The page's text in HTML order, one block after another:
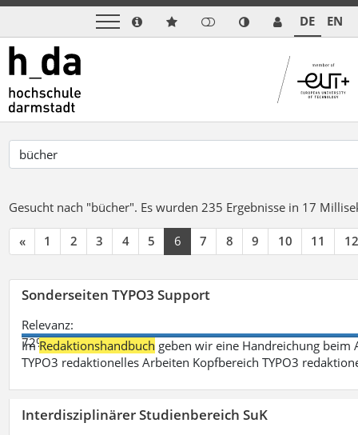
DE EN
Gesucht nach "bücher". Es wurden 235 Ergebnisse in 17
« 1 2 3 4 5 6 7 8 9 10 11 12
Sonderseiten TYPO3 Support
Relevanz:
72%
ImRedaktionshandbuch geben wir eine Handreichung beim
TYPO3 redaktionelles Arbeiten Kopfbereich TYPO3
Interdisziplinärer Studienbereich SuK